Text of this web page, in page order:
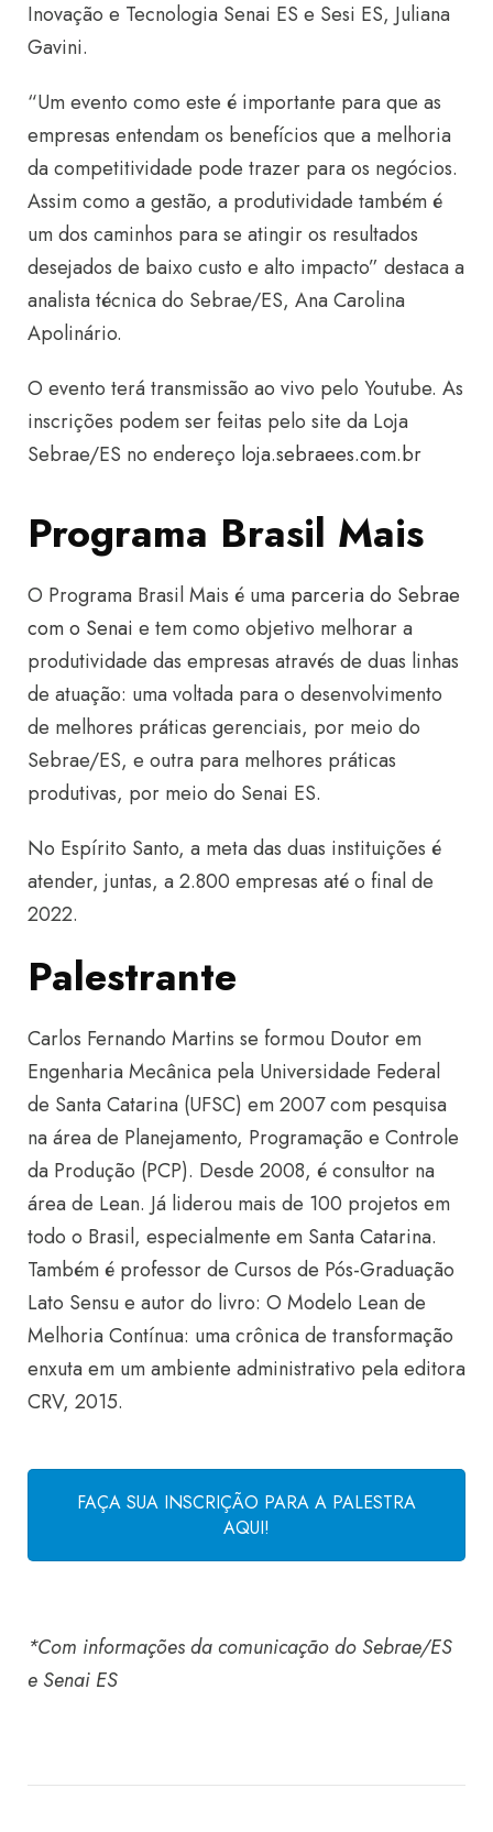
Inovação e Tecnologia Senai ES e Sesi ES, Juliana
Gavini.
“Um evento como este é importante para que as
empresas entendam os benefícios que a melhoria
da competitividade pode trazer para os negócios.
Assim como a gestão, a produtividade também é
um dos caminhos para se atingir os resultados
desejados de baixo custo e alto impacto” destaca a
analista técnica do Sebrae/ES, Ana Carolina
Apolinário.
O evento terá transmissão ao vivo pelo Youtube. As
inscrições podem ser feitas pelo site da Loja
Sebrae/ES no endereço loja.sebraees.com.br
Programa Brasil Mais
O Programa Brasil Mais é uma parceria do Sebrae
com o Senai e tem como objetivo melhorar a
produtividade das empresas através de duas linhas
de atuação: uma voltada para o desenvolvimento
de melhores práticas gerenciais, por meio do
Sebrae/ES, e outra para melhores práticas
produtivas, por meio do Senai ES.
No Espírito Santo, a meta das duas instituições é
atender, juntas, a 2.800 empresas até o final de
2022.
Palestrante
Carlos Fernando Martins se formou Doutor em
Engenharia Mecânica pela Universidade Federal
de Santa Catarina (UFSC) em 2007 com pesquisa
na área de Planejamento, Programação e Controle
da Produção (PCP). Desde 2008, é consultor na
área de Lean. Já liderou mais de 100 projetos em
todo o Brasil, especialmente em Santa Catarina.
Também é professor de Cursos de Pós-Graduação
Lato Sensu e autor do livro: O Modelo Lean de
Melhoria Contínua: uma crônica de transformação
enxuta em um ambiente administrativo pela editora
CRV, 2015.
FAÇA SUA INSCRIÇÃO PARA A PALESTRA
AQUI!
*Com informações da comunicação do Sebrae/ES
e Senai ES